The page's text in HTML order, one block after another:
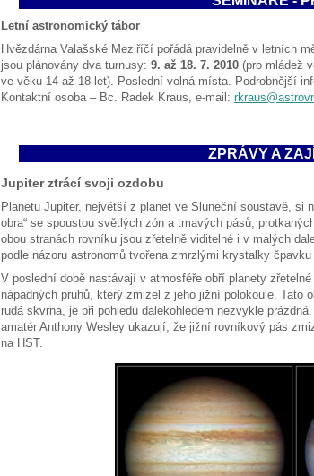
Letní astronomický tábor
Hvězdárna Valašské Meziříčí pořádá pravidelně v letních
jsou plánovány dva turnusy: 9. až 18. 7. 2010 (pro mládež
ve věku 14 až 18 let). Poslední volná místa. Podrobnější
Kontaktní osoba – Bc. Radek Kraus, e-mail:
ZPRÁVY A
Jupiter ztrácí svoji ozdobu
Planetu Jupiter, největší z planet ve Sluneční soustavě, si
obra“ se spoustou světlých zón a tmavých pásů,
obou stranách rovníku jsou zřetelně viditelné i v malých
podle názoru astronomů tvořena zmrzlými krystalky
V poslední době nastávají v atmosféře obří planety
nápadných pruhů, který zmizel z jeho jižní polokoule. Tato
rudá skvrna, je při pohledu dalekohledem nezvykle
amatér Anthony Wesley ukazují, že jižní rovníkový pás
na HST.